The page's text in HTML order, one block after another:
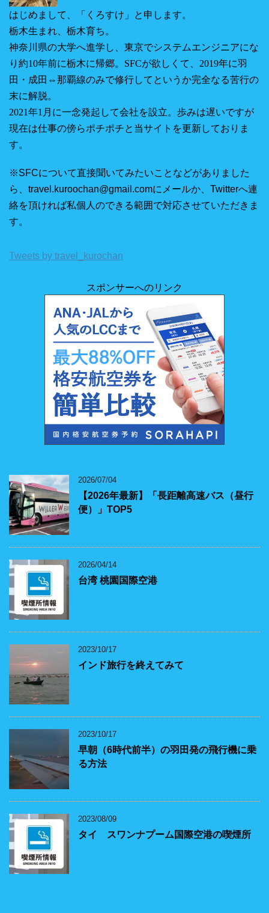
はじめまして、「くろすけ」と申します。
栃木生まれ、栃木育ち。
神奈川県の大学へ進学し、東京でシステムエンジニアにな
り約10年前に栃木に帰郷。SFCが欲しくて、2019年に羽
田・成田⇔那覇線のみで修行してというか完全なる苦行の
末に解脱。
2021年1月に一念発起して会社を設立。 歩みは遅いですが
現在は仕事の傍らポチポチと当サイトを更新しておりま
す。
※SFCについて直接聞いてみたいことなどがありました
ら、travel.kuroochan@gmail.comにメールか、Twitterへ連
絡を頂ければ私個人のできる範囲で対応させていただきま
す。
Tweets by travel_kurochan
スポンサーへのリンク
2026/07/04
【2026年最新】「長距離高速バス（昼行
便）」TOP5
2026/04/14
台湾 桃園国際空港
2023/10/17
インド旅行を終えてみて
2023/10/17
早朝（6時代前半）の羽田発の飛行機に乗
る方法
2023/08/09
タイ スワンナプーム国際空港の喫煙所